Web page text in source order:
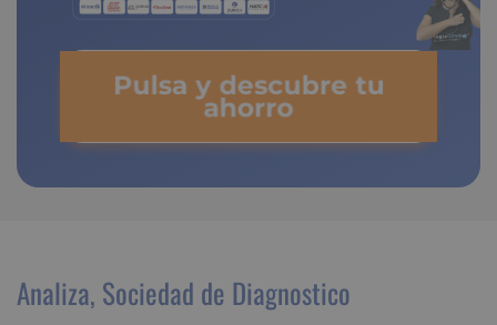
Pulsa y descubre tu
ahorro
Analiza, Sociedad de Diagnostico